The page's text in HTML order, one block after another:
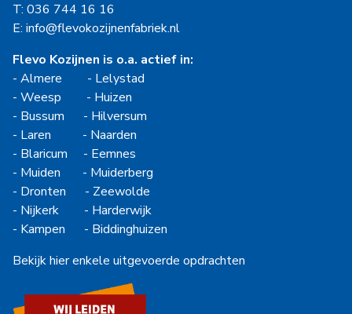
T: 036 744 16 16
E: info@flevokozijnenfabriek.nl
Flevo Kozijnen is o.a. actief in:
- Almere - Lelystad
- Weesp - Huizen
- Bussum - Hilversum
- Laren - Naarden
- Blaricum - Eemnes
- Muiden - Muiderberg
- Dronten - Zeewolde
- Nijkerk - Harderwijk
- Kampen - Biddinghuizen
Bekijk hier enkele uitgevoerde opdrachten